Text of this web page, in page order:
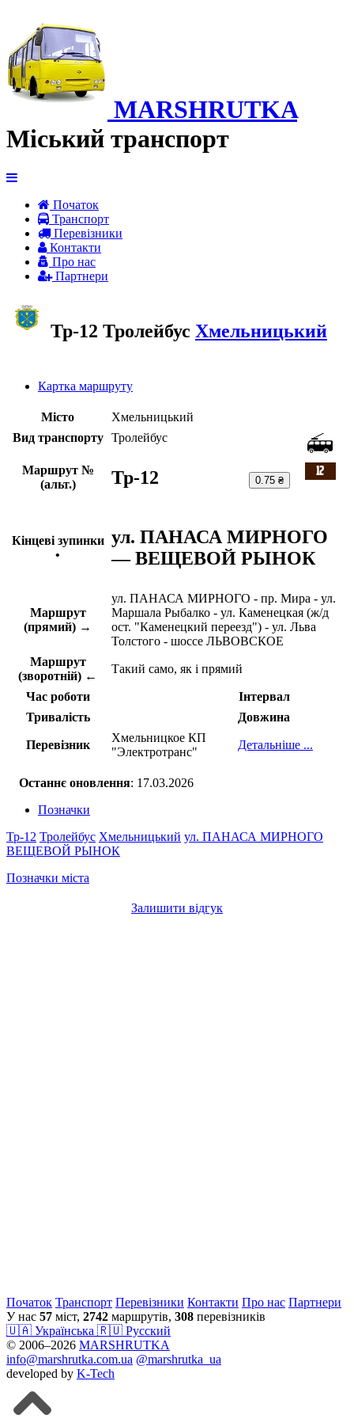
MARSHRUTKA
Міський транспорт
Початок
Транспорт
Перевiзники
Контакти
Про нас
Партнери
Тр-12 Тролейбус Хмельницький
Картка маршруту
Місто
Хмельницький
Вид транспорту
Тролейбус
Маршрут №
(альт.)
Тр-12 0.75 ₴
Кінцеві зупинки
•
ул. ПАНАСА МИРНОГО
— ВЕЩЕВОЙ РЫНОК
Маршрут
(прямий) →
ул. ПАНАСА МИРНОГО - пр. Мира - ул.
Маршала Рыбалко - ул. Каменецкая (ж/д
ост. "Каменецкий переезд") - ул. Льва
Толстого - шоссе ЛЬВОВСКОЕ
Маршрут
(зворотній) ←
Такий само, як і прямий
Час роботи
Інтервал
Тривалість
Довжина
Перевізник
Хмельницкое КП
"Электротранс"
Детальніше ...
Останнє оновлення: 17.03.2026
Позначки
Тр-12 Тролейбус Хмельницький ул. ПАНАСА МИРНОГО
ВЕЩЕВОЙ РЫНОК
Позначки міста
Залишити відгук
Початок Транспорт Перевiзники Контакти Про нас Партнери
У нас 57 міст, 2742 маршрутів, 308 перевізників
🇺🇦 Українська 🇷🇺 Русский
© 2006–2026 MARSHRUTKA
info@marshrutka.com.ua @marshrutka_ua
developed by K-Tech